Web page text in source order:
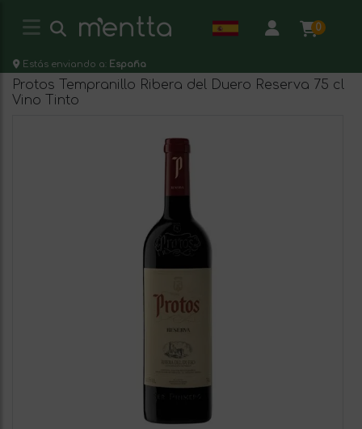
0
Estás enviando a: España
Protos Tempranillo Ribera del Duero Reserva 75 cl
Vino Tinto